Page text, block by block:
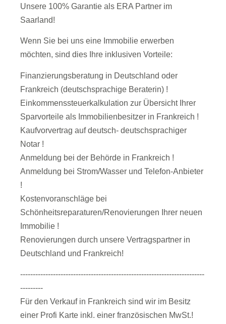
Unsere 100% Garantie als ERA Partner im
Saarland!
Wenn Sie bei uns eine Immobilie erwerben
möchten, sind dies Ihre inklusiven Vorteile:
Finanzierungsberatung in Deutschland oder
Frankreich (deutschsprachige Beraterin) !
Einkommenssteuerkalkulation zur Übersicht Ihrer
Sparvorteile als Immobilienbesitzer in Frankreich !
Kaufvorvertrag auf deutsch- deutschsprachiger
Notar !
Anmeldung bei der Behörde in Frankreich !
Anmeldung bei Strom/Wasser und Telefon-Anbieter
!
Kostenvoranschläge bei
Schönheitsreparaturen/Renovierungen Ihrer neuen
Immobilie !
Renovierungen durch unsere Vertragspartner in
Deutschland und Frankreich!
-------------------------------------------------------------------------
---------
Für den Verkauf in Frankreich sind wir im Besitz
einer Profi Karte inkl. einer französischen MwSt.!